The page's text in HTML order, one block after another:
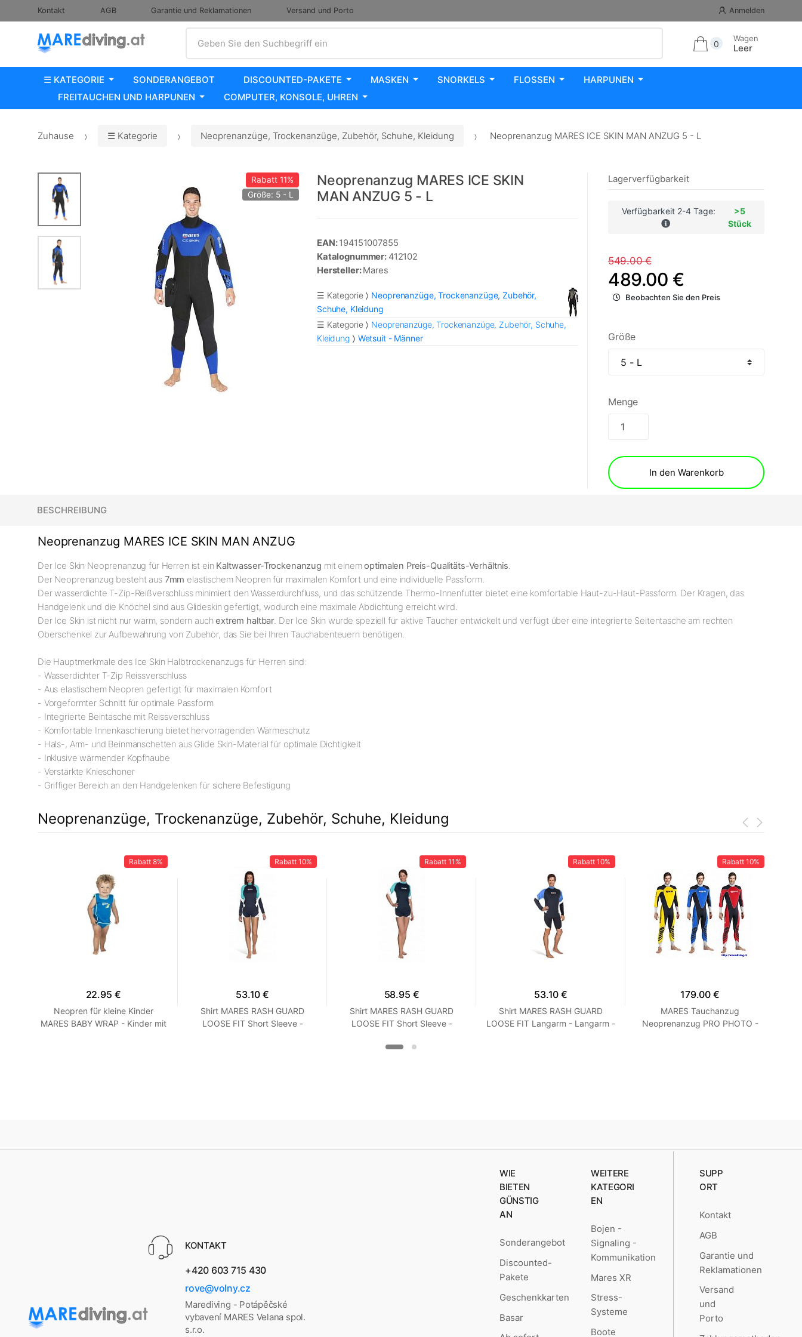
Kontakt AGB Garantie und Reklamationen Versand und Porto Anmelden
Geben Sie den Suchbegriff ein
0
Wagen
Leer
☰ KATEGORIE SONDERANGEBOT DISCOUNTED-PAKETE MASKEN SNORKELS FLOSSEN
HARPUNEN
FREITAUCHEN UND HARPUNEN
COMPUTER, KONSOLE, UHREN
Zuhause ☰ Kategorie Neoprenanzüge, Trockenanzüge, Zubehör, Schuhe, Kleidung Neoprenanzug MARES ICE SKIN MAN ANZUG 5 - L
Rabatt11%
Größe: 5 - L
Neoprenanzug MARES ICE SKIN
MAN ANZUG 5 - L
EAN:194151007855
Katalognummer: 412102
Hersteller:Mares
☰ Kategorie
Neoprenanzüge, Trockenanzüge, Zubehör,
Schuhe, Kleidung
☰ Kategorie
Neoprenanzüge, Trockenanzüge, Zubehör, Schuhe,
Kleidung
Wetsuit - Männer
Lagerverfügbarkeit
Verfügbarkeit 2-4 Tage:
>5
Stück
549.00 €
489.00 €
Beobachten Sie den Preis
Größe
Menge
In den Warenkorb
BESCHREIBUNG
Neoprenanzug MARES ICE SKIN MAN ANZUG
Der Ice Skin Neoprenanzug für Herren ist ein Kaltwasser-Trockenanzug mit einemoptimalen Preis-Qualitäts-Verhältnis.
Der Neoprenanzug besteht aus 7mm elastischem Neopren für maximalen Komfort und eine individuelle Passform.
Der wasserdichte T-Zip-Reißverschluss minimiert den Wasserdurchfluss, und das schützende Thermo-Innenfutter bietet eine komfortable Haut-zu-Haut-Passform. Der Kragen, das
Handgelenk und die Knöchel sind aus Glideskin gefertigt, wodurch eine maximale Abdichtung erreicht wird.
Der Ice Skin ist nicht nur warm, sondern auchextrem haltbar. Der Ice Skin wurde speziell für aktive Taucher entwickelt und verfügt über eine integrierte Seitentasche am rechten
Oberschenkel zur Aufbewahrung von Zubehör, das Sie bei Ihren Tauchabenteuern benötigen.
Die Hauptmerkmale des Ice Skin Halbtrockenanzugs für Herren sind:
- Wasserdichter T-Zip Reissverschluss
- Aus elastischem Neopren gefertigt für maximalen Komfort
- Vorgeformter Schnitt für optimale Passform
- Integrierte Beintasche mit Reissverschluss
- Komfortable Innenkaschierung bietet hervorragenden Wärmeschutz
- Hals-, Arm- und Beinmanschetten aus Glide Skin-Material für optimale Dichtigkeit
- Inklusive wärmender Kopfhaube
- Verstärkte Knieschoner
- Griffiger Bereich an den Handgelenken für sichere Befestigung
Neoprenanzüge, Trockenanzüge, Zubehör, Schuhe, Kleidung
Rabatt 8%
22.95 €
Neopren für kleine Kinder
MARES BABY WRAP - Kinder mit
Rabatt 10%
53.10 €
Shirt MARES RASH GUARD
LOOSE FIT Short Sleeve -
Rabatt 11%
58.95 €
Shirt MARES RASH GUARD
LOOSE FIT Short Sleeve -
XXS Turquoise
Rabatt 10%
53.10 €
Shirt MARES RASH GUARD
LOOSE FIT Langarm - Langarm -
Rabatt 10%
179.00 €
MARES Tauchanzug
Neoprenanzug PRO PHOTO -
KONTAKT
+420 603 715 430
rove@volny.cz
Marediving - Potápěčské
vybavení MARES Velana spol.
s.r.o.
WIE
BIETEN
GÜNSTIG
AN
Sonderangebot
Discounted-
Pakete
Geschenkkarten
Basar
WEITERE
KATEGORI
EN
Bojen -
Signaling -
Kommunikation
Mares XR
Stress-
Systeme
Boote
SUPP
ORT
Kontakt
AGB
Garantie und
Reklamationen
Versand
und
Porto